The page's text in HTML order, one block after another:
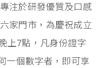
注於研發優質及口感
家門市，為慶祝成立
上7點，凡身份證字
一個數字者，即可享